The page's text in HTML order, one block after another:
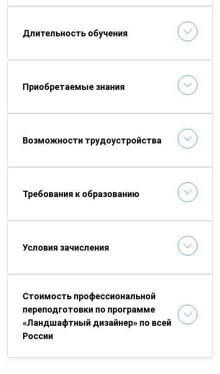
Длительность обучения
Приобретаемые знания
Возможности трудоустройства
Требования к образованию
Условия зачисления
Стоимость профессиональной
переподготовки по программе
«Ландшафтный дизайнер» по всей
России